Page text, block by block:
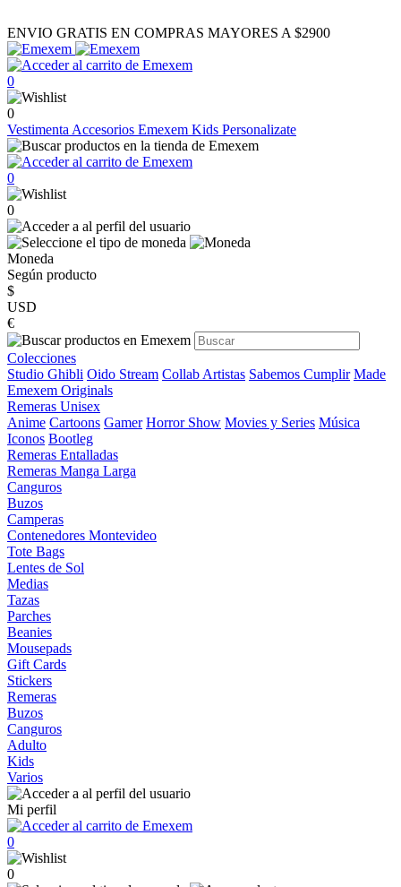
ENVIO GRATIS EN COMPRAS MAYORES A $2900
0
0
Vestimenta Accesorios Emexem Kids Personalizate
0
0
Moneda
Según producto
$
USD
€
Colecciones
Studio Ghibli Oido Stream Collab Artistas Sabemos Cumplir Made
Emexem Originals
Remeras Unisex
Anime Cartoons Gamer Horror Show Movies y Series Música
Iconos Bootleg
Remeras Entalladas
Remeras Manga Larga
Canguros
Buzos
Camperas
Contenedores Montevideo
Tote Bags
Lentes de Sol
Medias
Tazas
Parches
Beanies
Mousepads
Gift Cards
Stickers
Remeras
Buzos
Canguros
Adulto
Kids
Varios
Mi perfil
0
0